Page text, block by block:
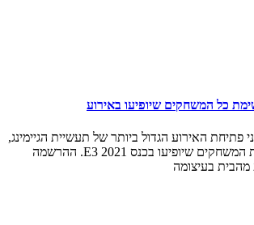
פתיחת האירוע הגדול ביותר של תעשיית הגיימינג,
פורסמו רשימות המשחקים שיופיעו בכנס E3 2021. ההרשמה
מהבית בעיצומה